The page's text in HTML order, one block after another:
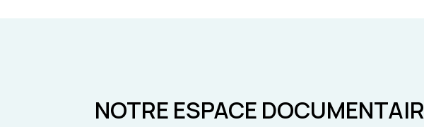
NOTRE ESPACE